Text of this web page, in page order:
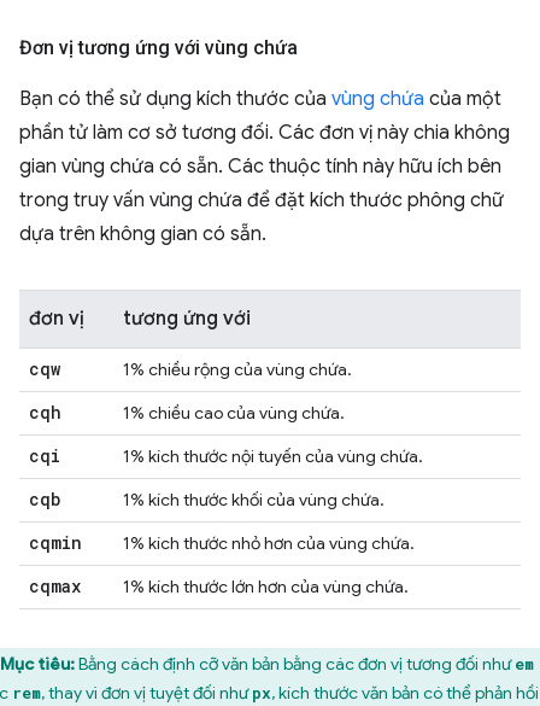
Đơn vị tương ứng với vùng chứa
Bạn có thể sử dụng kích thước của vùng chứa của một
phần tử làm cơ sở tương đối. Các đơn vị này chia không
gian vùng chứa có sẵn. Các thuộc tính này hữu ích bên
trong truy vấn vùng chứa để đặt kích thước phông chữ
dựa trên không gian có sẵn.
đơn vị tương ứng với
cqw 1% chiều rộng của vùng chứa.
cqh 1% chiều cao của vùng chứa.
cqi 1% kích thước nội tuyến của vùng chứa.
cqb 1% kích thước khối của vùng chứa.
cqmin 1% kích thước nhỏ hơn của vùng chứa.
cqmax 1% kích thước lớn hơn của vùng chứa.
Mục tiêu:Bằng cách định cỡ văn bản bằng các đơn vị tương đối nhưem
rem, thay vì đơn vị tuyệt đối nhưpx, kích thước văn bản có thể phản